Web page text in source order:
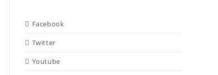
Facebook
Twitter
Youtube